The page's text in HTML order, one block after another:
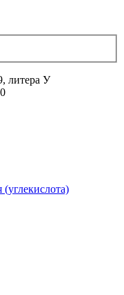
литера У